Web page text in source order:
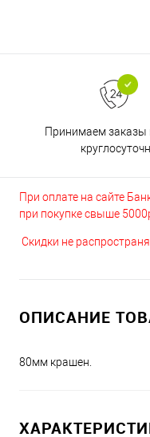
Принимаем заказы
При оплате на сайте
при покупке свыше
Скидки не
ОПИСАНИЕ
80мм крашен.